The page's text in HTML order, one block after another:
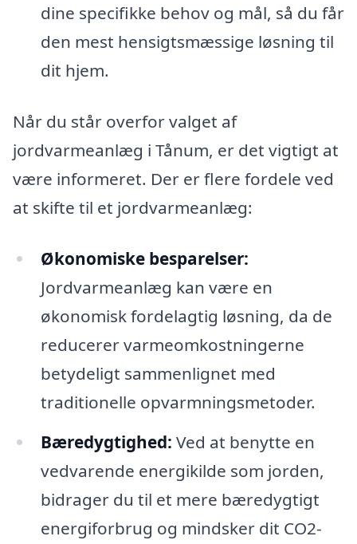
dine specifikke behov og mål, så du får
den mest hensigtsmæssige løsning til
dit hjem.
Når du står overfor valget af
jordvarmeanlæg i Tånum, er det vigtigt at
være informeret. Der er flere fordele ved
at skifte til et jordvarmeanlæg:
Økonomiske besparelser:
Jordvarmeanlæg kan være en
økonomisk fordelagtig løsning, da de
reducerer varmeomkostningerne
betydeligt sammenlignet med
traditionelle opvarmningsmetoder.
Bæredygtighed: Ved at benytte en
vedvarende energikilde som jorden,
bidrager du til et mere bæredygtigt
energiforbrug og mindsker dit CO2-